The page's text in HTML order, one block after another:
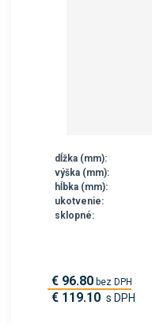
dĺžka (mm):
výška (mm):
hĺbka (mm):
ukotvenie:
sklopné:
€ 96.80 bez DPH
€ 119.10 s DPH